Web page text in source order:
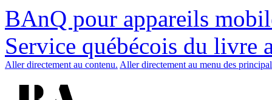
BAnQ pour appareils
Service québécois du livre
Aller directement au contenu. Aller directement au menu des